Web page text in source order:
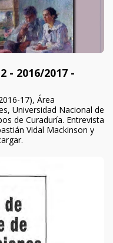
- 2016/2017 -
17), Área
Universidad Nacional de
de Curaduría. Entrevista
Vidal Mackinson y